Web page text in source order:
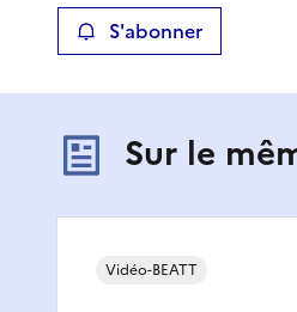
S'abonner
Sur le
Vidéo-BEATT